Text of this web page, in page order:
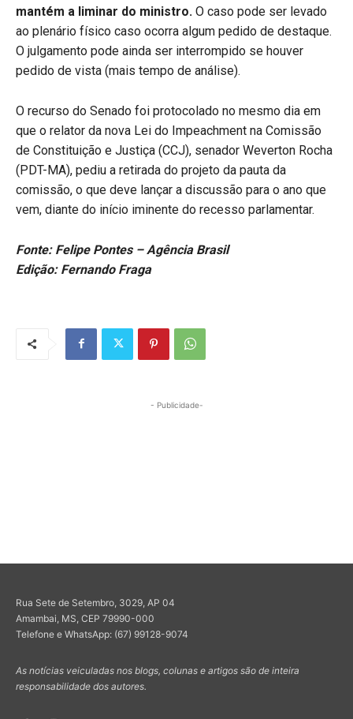
mantém a liminar do ministro. O caso pode ser levado
ao plenário físico caso ocorra algum pedido de destaque.
O julgamento pode ainda ser interrompido se houver
pedido de vista (mais tempo de análise).
O recurso do Senado foi protocolado no mesmo dia em
que o relator da nova Lei do Impeachment na Comissão
de Constituição e Justiça (CCJ), senador Weverton Rocha
(PDT-MA), pediu a retirada do projeto da pauta da
comissão, o que deve lançar a discussão para o ano que
vem, diante do início iminente do recesso parlamentar.
Fonte: Felipe Pontes – Agência Brasil
Edição: Fernando Fraga
- Publicidade-
Rua Sete de Setembro, 3029, AP 04
Amambai, MS, CEP 79990-000
Telefone e WhatsApp: (67) 99128-9074
As notícias veiculadas nos blogs, colunas e artigos são de inteira
responsabilidade dos autores.